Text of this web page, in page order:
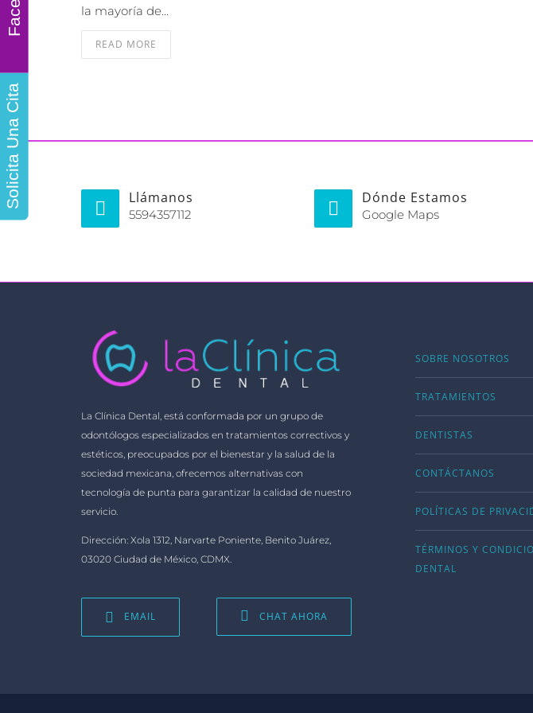
Solicita Una Cita
la mayoría de…
READ MORE
Llámanos
5594357112
Dónde Estamos
Google Maps
La Clínica Dental, está conformada por un grupo de
odontólogos especializados en tratamientos correctivos y
estéticos, preocupados por el bienestar y la salud de la
sociedad mexicana, ofrecemos alternativas con
tecnología de punta para garantizar la calidad de nuestro
servicio.
Dirección: Xola 1312, Narvarte Poniente, Benito Juárez,
03020 Ciudad de México, CDMX.
EMAIL CHAT AHORA
SOBRE NOSOTROS
TRATAMIENTOS
DENTISTAS
CONTÁCTANOS
POLÍTICAS DE
TÉRMINOS Y
DENTAL